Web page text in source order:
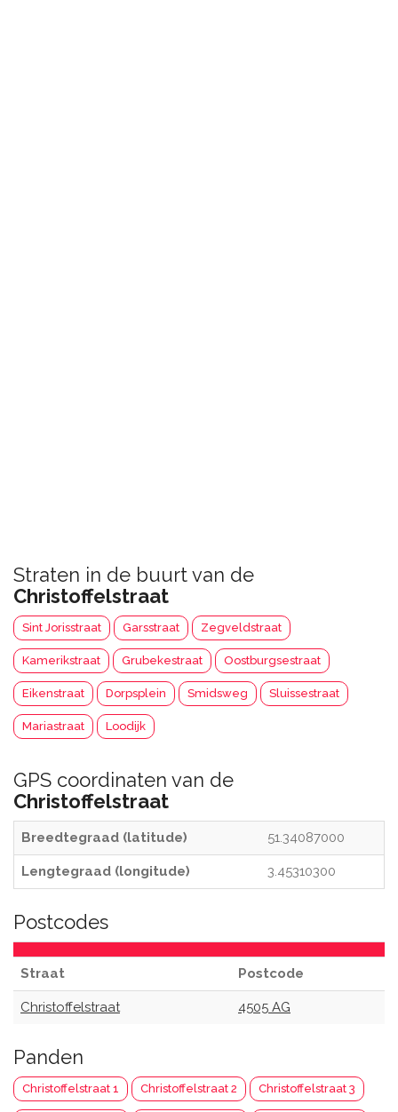
Straten in de buurt van de
Christoffelstraat
Sint Jorisstraat Garsstraat Zegveldstraat
Kamerikstraat Grubekestraat Oostburgsestraat
Eikenstraat Dorpsplein Smidsweg Sluissestraat
Mariastraat Loodijk
GPS coordinaten van de
Christoffelstraat
Breedtegraad (latitude) 51.34087000
Lengtegraad (longitude) 3.45310300
Postcodes
Straat Postcode
Christoffelstraat 4505 AG
Panden
Christoffelstraat 1 Christoffelstraat 2 Christoffelstraat 3